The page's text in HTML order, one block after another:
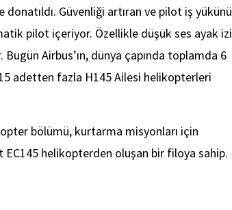
Güvenliği artıran ve pilot iş yükünü
pilot içeriyor. Özellikle düşük ses ayak izi
Bugün Airbus’ın, dünya çapında toplamda 6
adetten fazla H145 Ailesi helikopterleri
bölümü, kurtarma misyonları için
helikopterden oluşan bir filoya sahip.